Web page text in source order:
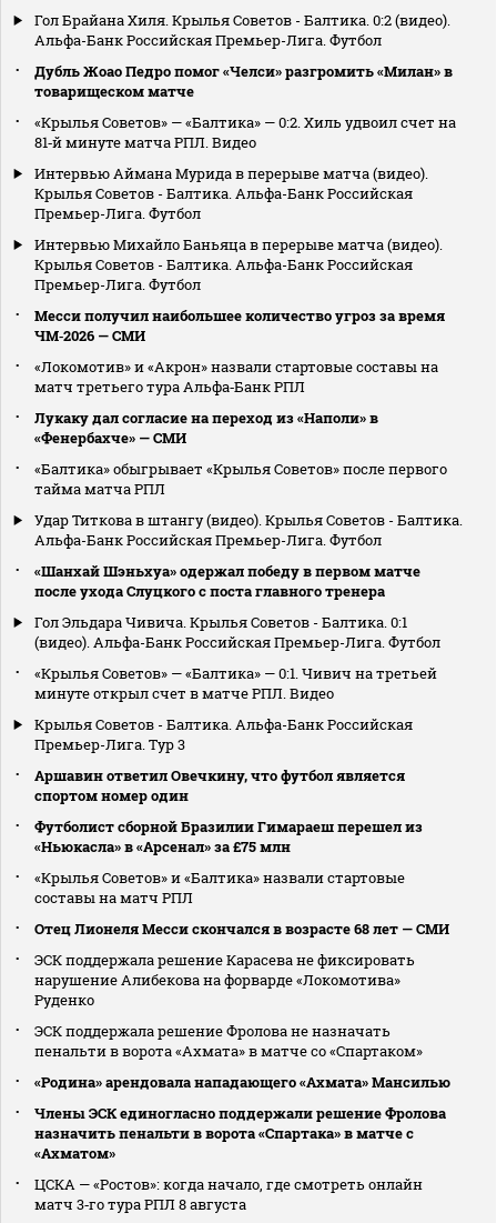
Гол Брайана Хиля. Крылья Советов - Балтика. 0:2 (видео).
Альфа-Банк Российская Премьер-Лига. Футбол
Дубль Жоао Педро помог «Челси» разгромить «Милан» в
товарищеском матче
«Крылья Советов» — «Балтика» — 0:2. Хиль удвоил счет на
81‑й минуте матча РПЛ. Видео
Интервью Аймана Мурида в перерыве матча (видео).
Крылья Советов - Балтика. Альфа-Банк Российская
Премьер-Лига. Футбол
Интервью Михайло Баньяца в перерыве матча (видео).
Крылья Советов - Балтика. Альфа-Банк Российская
Премьер-Лига. Футбол
Месси получил наибольшее количество угроз за время
ЧМ‑2026 — СМИ
«Локомотив» и «Акрон» назвали стартовые составы на
матч третьего тура Альфа‑Банк РПЛ
Лукаку дал согласие на переход из «Наполи» в
«Фенербахче» — СМИ
«Балтика» обыгрывает «Крылья Советов» после первого
тайма матча РПЛ
Удар Титкова в штангу (видео). Крылья Советов - Балтика.
Альфа-Банк Российская Премьер-Лига. Футбол
«Шанхай Шэньхуа» одержал победу в первом матче
после ухода Слуцкого с поста главного тренера
Гол Эльдара Чивича. Крылья Советов - Балтика. 0:1
(видео). Альфа-Банк Российская Премьер-Лига. Футбол
«Крылья Советов» — «Балтика» — 0:1. Чивич на третьей
минуте открыл счет в матче РПЛ. Видео
Крылья Советов - Балтика. Альфа-Банк Российская
Премьер-Лига. Тур 3
Аршавин ответил Овечкину, что футбол является
спортом номер один
Футболист сборной Бразилии Гимараеш перешел из
«Ньюкасла» в «Арсенал» за £75 млн
«Крылья Советов» и «Балтика» назвали стартовые
составы на матч РПЛ
Отец Лионеля Месси скончался в возрасте 68 лет — СМИ
ЭСК поддержала решение Карасева не фиксировать
нарушение Алибекова на форварде «Локомотива»
Руденко
ЭСК поддержала решение Фролова не назначать
пенальти в ворота «Ахмата» в матче со «Спартаком»
«Родина» арендовала нападающего «Ахмата» Мансилью
Члены ЭСК единогласно поддержали решение Фролова
назначить пенальти в ворота «Спартака» в матче с
«Ахматом»
ЦСКА — «Ростов»: когда начало, где смотреть онлайн
матч 3‑го тура РПЛ 8 августа